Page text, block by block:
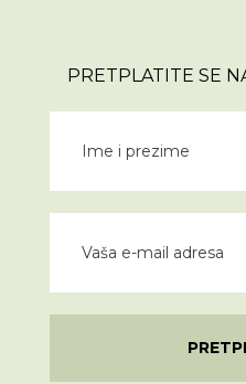
PRETPLATITE SE